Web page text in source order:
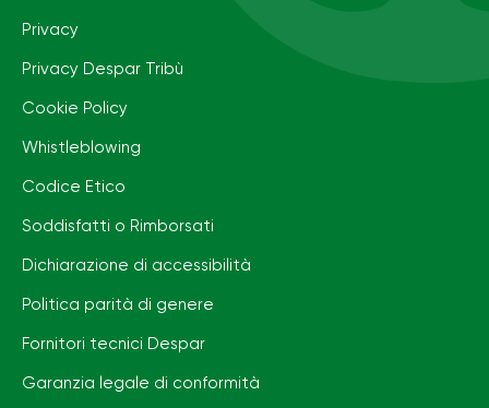
Privacy
Privacy Despar Tribù
Cookie Policy
Whistleblowing
Codice Etico
Soddisfatti o Rimborsati
Dichiarazione di accessibilità
Politica parità di genere
Fornitori tecnici Despar
Garanzia legale di conformità